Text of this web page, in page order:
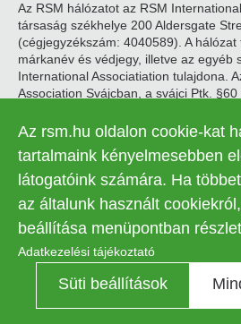
Az RSM hálózatot az RSM
társaság székhelye 200 Aldersgate
(cégjegyzékszám: 4040589). A
márkanév és védjegy, illetve az egyéb
International Associatiation tulajdona.
Association Svájcban, a svájci Ptk. §60
© 2026 RSM Hungary Zrt. | Minden
Legal
menu
Adatkezelési tájékoztató
Kapcsolat
Süti beállítások
Az rsm.hu oldalon cookie-kat
tartalmaink kényelmesebben
látogatóink számára. Ha
az általunk használt
beállítása menüpontban
Adatkezelési tájékoztató
Süti beállítások
Kontraszt KI